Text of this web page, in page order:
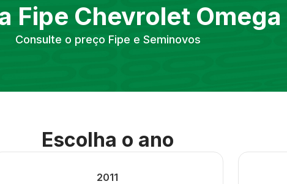
Fipe Chevrolet Omega
Consulte o preço Fipe e Seminovos
Escolha o ano
2011